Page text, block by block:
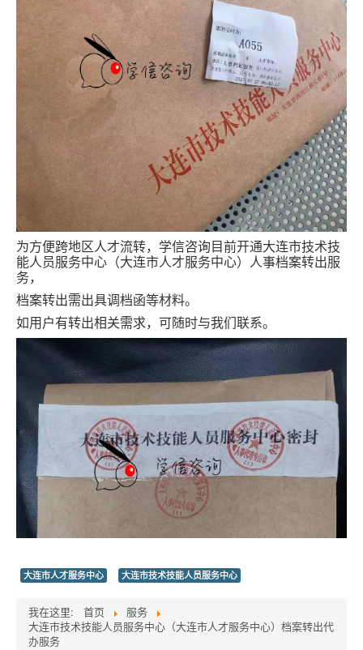
为方便跨地区人才流转，学信咨询目前开通大连市技术技
能人员服务中心（大连市人才服务中心）人事档案转出服
务，
档案转出需出具调档函等材料。
如用户有转出相关需求，可随时与我们联系。
大连市人才服务中心 大连市技术技能人员服务中心
我在这里: 首页
服务
大连市技术技能人员服务中心（大连市人才服务中心）档案转出代
办服务